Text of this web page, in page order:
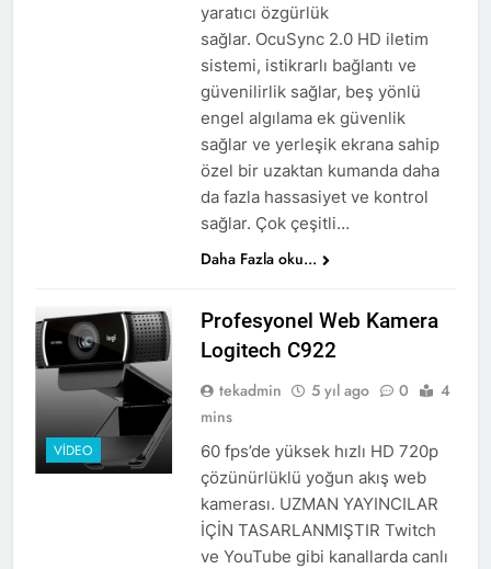
yaratıcı özgürlük
sağlar. OcuSync 2.0 HD iletim
sistemi, istikrarlı bağlantı ve
güvenilirlik sağlar, beş yönlü
engel algılama ek güvenlik
sağlar ve yerleşik ekrana sahip
özel bir uzaktan kumanda daha
da fazla hassasiyet ve kontrol
sağlar. Çok çeşitli…
Daha Fazla oku...
VIDEO
Profesyonel Web Kamera
Logitech C922
tekadmin 5 yıl ago 0
4
mins
60 fps’de yüksek hızlı HD 720p
çözünürlüklü yoğun akış web
kamerası. UZMAN YAYINCILAR
İÇİN TASARLANMIŞTIR Twitch
ve YouTube gibi kanallarda canlı